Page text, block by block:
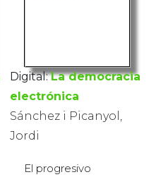
Digital: La democracia
electrónica
Sánchez i Picanyol,
Jordi
El progresivo